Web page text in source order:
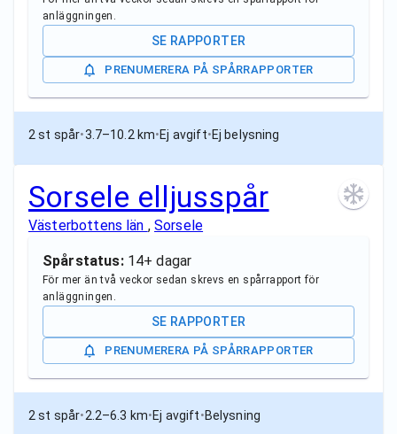
anläggningen.
SE RAPPORTER
PRENUMERERA PÅ SPÅRRAPPORTER
2 st spår•3.7–10.2 km•Ej avgift•Ej belysning
Sorsele elljusspår
Västerbottens län , Sorsele
Spårstatus: 14+ dagar
För mer än två veckor sedan skrevs en spårrapport för
anläggningen.
SE RAPPORTER
PRENUMERERA PÅ SPÅRRAPPORTER
2 st spår•2.2–6.3 km•Ej avgift•Belysning